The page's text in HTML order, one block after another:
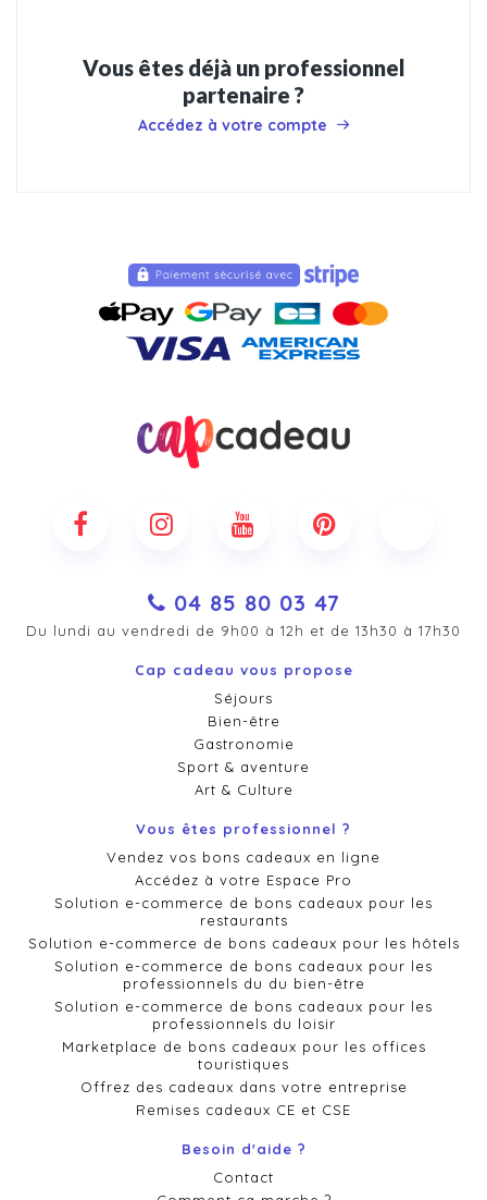
Vous êtes déjà un professionnel
partenaire ?
Accédez à votre compte
04 85 80 03 47
Du lundi au vendredi de 9h00 à 12h et de 13h30 à 17h30
Cap cadeau vous propose
Séjours
Bien-être
Gastronomie
Sport & aventure
Art & Culture
Vous êtes professionnel ?
Vendez vos bons cadeaux en ligne
Accédez à votre Espace Pro
Solution e-commerce de bons cadeaux pour les
restaurants
Solution e-commerce de bons cadeaux pour les hôtels
Solution e-commerce de bons cadeaux pour les
professionnels du du bien-être
Solution e-commerce de bons cadeaux pour les
professionnels du loisir
Marketplace de bons cadeaux pour les offices
touristiques
Offrez des cadeaux dans votre entreprise
Remises cadeaux CE et CSE
Besoin d'aide ?
Contact